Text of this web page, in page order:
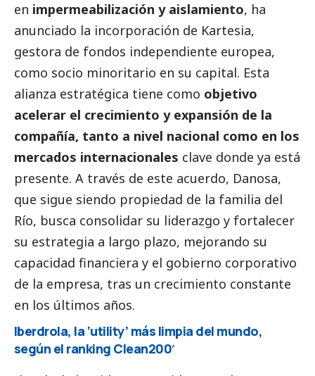
en impermeabilización y aislamiento, ha
anunciado la incorporación de Kartesia,
gestora de fondos independiente europea,
como socio minoritario en su capital. Esta
alianza estratégica tiene como objetivo
acelerar el crecimiento y expansión de la
compañía, tanto a nivel nacional como en los
mercados internacionales clave donde ya está
presente. A través de este acuerdo, Danosa,
que sigue siendo propiedad de la familia del
Río, busca consolidar su liderazgo y fortalecer
su estrategia a largo plazo, mejorando su
capacidad financiera y el gobierno corporativo
de la empresa, tras un crecimiento constante
en los últimos años.
Iberdrola, la ‘utility’ más limpia del mundo,
según el ranking Clean200′